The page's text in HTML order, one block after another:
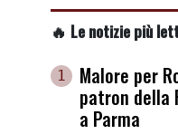
🔥 Le notizie più
1
Malore per
patron della
a Parma